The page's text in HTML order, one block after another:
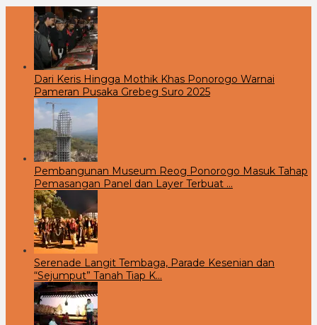
Dari Keris Hingga Mothik Khas Ponorogo Warnai
Pameran Pusaka Grebeg Suro 2025
Pembangunan Museum Reog Ponorogo Masuk Tahap
Pemasangan Panel dan Layer Terbuat …
Serenade Langit Tembaga, Parade Kesenian dan
“Sejumput” Tanah Tiap K…